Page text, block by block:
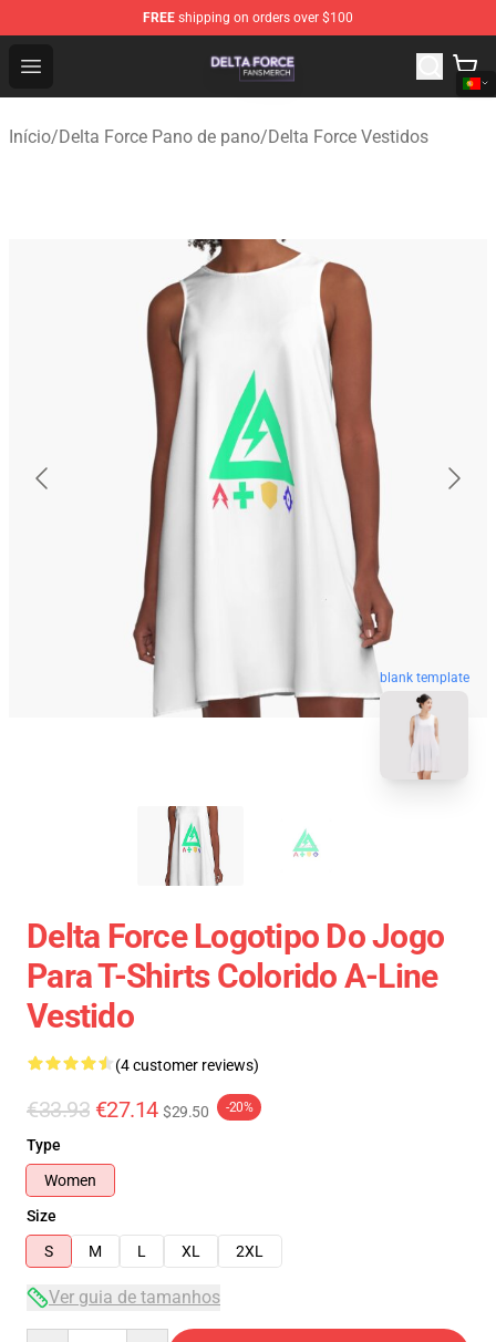
FREE shipping on orders over $100
Open menu
Delta Force Shop - Official Delta Force Merchandise
Início/Delta Force Pano de pano/Delta Force Vestidos
blank template
Delta Force Logotipo Do Jogo
Para T-Shirts Colorido A-Line
Vestido
(4 customer reviews)
€33.93 €27.14 $29.50 -20%
Type
Women
Size
S
M L XL 2XL
Ver guia de tamanhos